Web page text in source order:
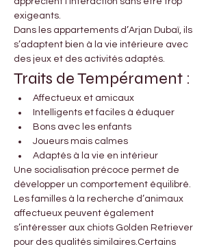
exigeants.
Dans les appartements d’Arjan Dubaï, ils
s’adaptent bien à la vie intérieure avec
des jeux et des activités adaptés.
Traits de Tempérament :
Affectueux et amicaux
Intelligents et faciles à éduquer
Bons avec les enfants
Joueurs mais calmes
Adaptés à la vie en intérieur
Une socialisation précoce permet de
développer un comportement équilibré.
Les familles à la recherche d’animaux
affectueux peuvent également
s’intéresser aux chiots Golden Retriever
pour des qualités similaires.Certains